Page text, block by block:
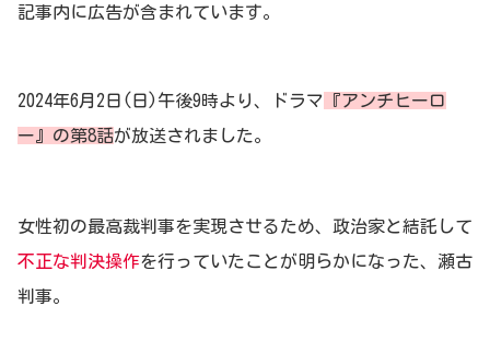
記事内に広告が含まれています。
2024年6月2日(日)午後9時より、ドラマ 『アンチヒーロ
ー』の第8話が放送されました。
女性初の最高裁判事を実現させるため、政治家と結託して
不正な判決操作を行っていたことが明らかになった、瀬古
判事。